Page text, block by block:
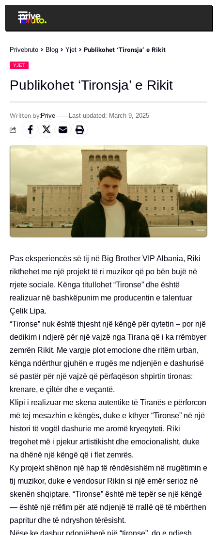
Privebruto > Blog > Yjet > Publikohet ‘Tironsja’ e Rikit
YJET
Publikohet ‘Tironsja’ e Rikit
Written by:Prive Last updated: March 9, 2025
Pas eksperiencës së tij në Big Brother VIP Albania, Riki
rikthehet me një projekt të ri muzikor që po bën bujë në
rrjete sociale. Kënga titullohet “Tironse” dhe është
realizuar në bashkëpunim me producentin e talentuar
Çelik Lipa.
“Tironse” nuk është thjesht një këngë për qytetin – por një
dedikim i ndjerë për një vajzë nga Tirana që i ka rrëmbyer
zemrën Rikit. Me vargje plot emocione dhe ritëm urban,
kënga ndërthur gjuhën e rrugës me ndjenjën e dashurisë
së pastër për një vajzë që përfaqëson shpirtin tironas:
krenare, e çiltër dhe e veçantë.
Klipi i realizuar me skena autentike të Tiranës e përforcon
më tej mesazhin e këngës, duke e kthyer “Tironse” në një
histori të vogël dashurie me aromë kryeqyteti. Riki
tregohet më i pjekur artistikisht dhe emocionalisht, duke
na dhënë një këngë që i flet zemrës.
Ky projekt shënon një hap të rëndësishëm në rrugëtimin e
tij muzikor, duke e vendosur Rikin si një emër serioz në
skenën shqiptare. “Tironse” është më tepër se një këngë
— është një rrëfim për atë ndjenjë të rrallë që të mbërthen
papritur dhe të ndryshon tërësisht.
Nëse ke dashur ndonjëherë një “tironse”, do e ndjesh